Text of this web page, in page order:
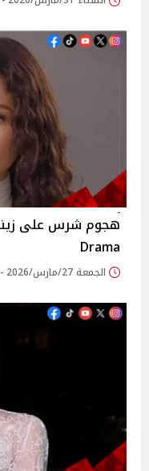
Drama
الجمعة 27/مارس/2026 - 03:38 م